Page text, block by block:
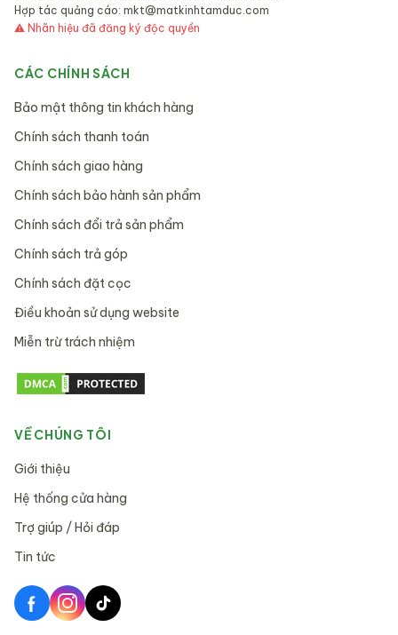
Hợp tác quảng cáo: mkt@matkinhtamduc.com
⚠ Nhãn hiệu đã đăng ký độc quyền
CÁC CHÍNH SÁCH
Bảo mật thông tin khách hàng
Chính sách thanh toán
Chính sách giao hàng
Chính sách bảo hành sản phẩm
Chính sách đổi trả sản phẩm
Chính sách trả góp
Chính sách đặt cọc
Điều khoản sử dụng website
Miễn trừ trách nhiệm
VỀ CHÚNG TÔI
Giới thiệu
Hệ thống cửa hàng
Trợ giúp / Hỏi đáp
Tin tức